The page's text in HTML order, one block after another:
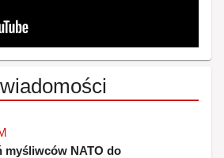
myśliwców NATO do